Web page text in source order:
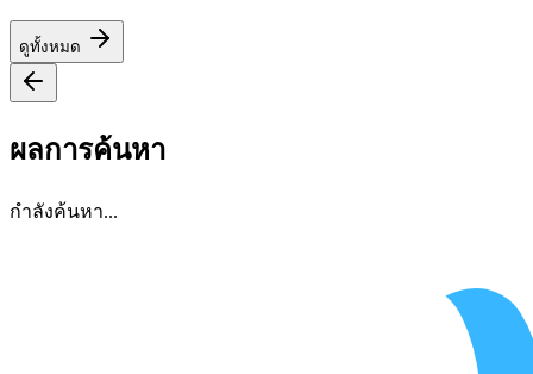
ดูทั้งหมด
ผลการค้นหา
กำลังค้นหา...